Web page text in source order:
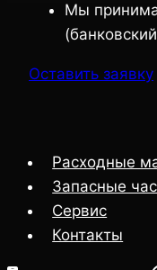
Мы
Оставить заявку
Расходные
Запасные
Сервис
Контакты